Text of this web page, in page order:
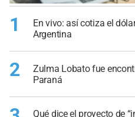
1
En vivo: así cotiza el
Argentina
2
Zulma Lobato fue
Paraná
Qué dice el proyecto de